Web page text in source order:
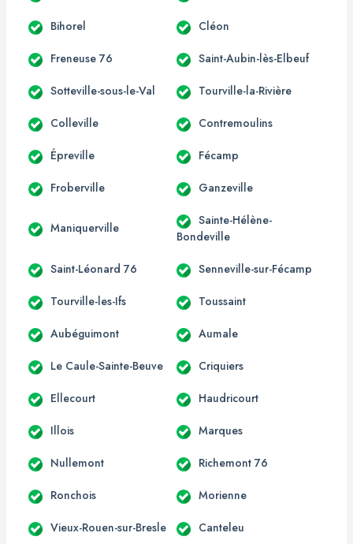
Bihorel Cléon
Freneuse 76 Saint-Aubin-lès-Elbeuf
Sotteville-sous-le-Val Tourville-la-Rivière
Colleville Contremoulins
Épreville Fécamp
Froberville Ganzeville
Maniquerville
Sainte-Hélène-
Bondeville
Saint-Léonard 76 Senneville-sur-Fécamp
Tourville-les-Ifs Toussaint
Aubéguimont Aumale
Le Caule-Sainte-Beuve Criquiers
Ellecourt Haudricourt
Illois Marques
Nullemont Richemont 76
Ronchois Morienne
Vieux-Rouen-sur-Bresle Canteleu